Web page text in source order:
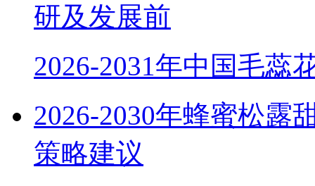
研及发展前
2026-2031年中国毛蕊
2026-2030年蜂蜜松露
策略建议